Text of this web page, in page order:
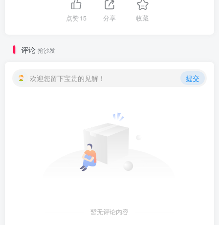
点赞15 分享 收藏
评论 抢沙发
欢迎您留下宝贵的见解！ 提交
暂无评论内容